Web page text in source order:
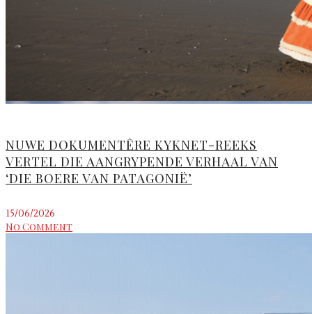
NUWE DOKUMENTÊRE KYKNET-REEKS
VERTEL DIE AANGRYPENDE VERHAAL VAN
‘DIE BOERE VAN PATAGONIË’
15/06/2026
No Comment